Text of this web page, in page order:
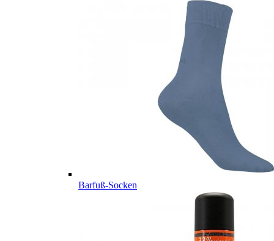
Barfuß-Socken